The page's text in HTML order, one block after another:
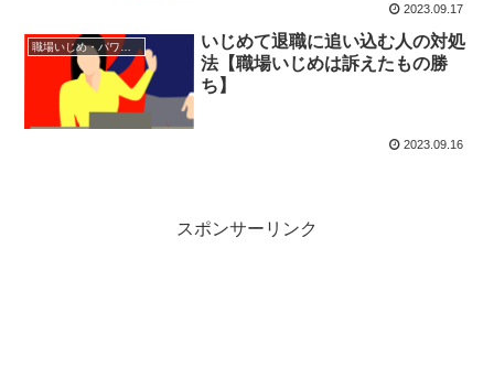
2023.09.17
職場いじめ・パワハラ
いじめて退職に追い込む人の対処
法【職場いじめは訴えたもの勝
ち】
2023.09.16
スポンサーリンク